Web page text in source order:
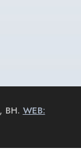
BH. WEB: